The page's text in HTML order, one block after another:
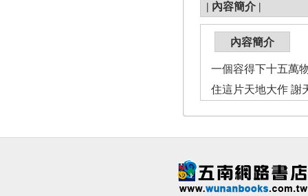
| 內容簡介 |
內容簡介
一個容得下十五萬
住這片天地大作 謝